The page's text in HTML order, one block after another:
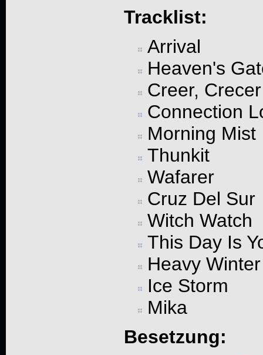
Tracklist:
Arrival
Heaven's
Creer, Crecer
Connection
Morning Mist
Thunkit
Wafarer
Cruz Del Sur
Witch Watch
This Day Is
Heavy Winter
Ice Storm
Mika
Besetzung: